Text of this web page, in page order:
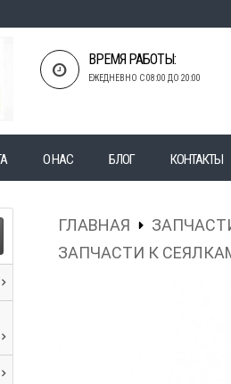
ВРЕМЯ РАБОТЫ:
ЕЖЕДНЕВНО С 08:00 ДО 20:00
О НАС БЛОГ КОНТАКТЫ
ГЛАВНАЯ
ЗАПЧАСТИ К